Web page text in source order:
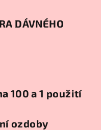
DÁVNÉHO
100 a 1 použití
ozdoby